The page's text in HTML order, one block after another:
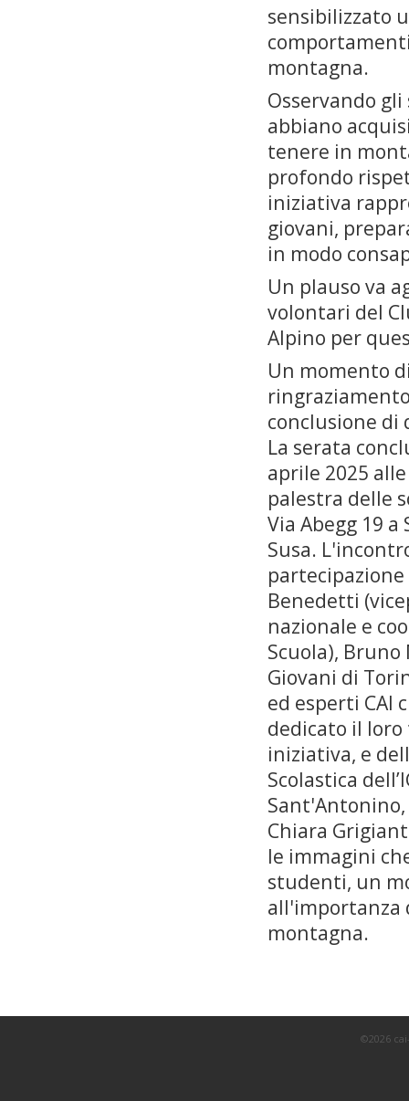
sensibilizzato
montagna.
Osservando
abbiano
tenere in
profondo
iniziativa
giovani,
in modo
Un plauso va
volontari del
Alpino per
Un momento
conclusione
La serata
aprile 2025
palestra delle
Via Abegg 19
Susa.
partecipazione
Benedetti
nazionale e
Scuola), Bruno
Giovani di
ed esperti CAI
dedicato il
iniziativa, e
Scolastica
Chiara
le immagini
studenti, un
all'importanza
montagna.
©2026